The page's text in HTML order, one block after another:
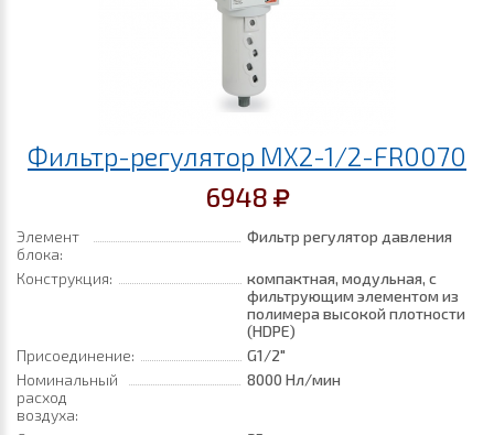
Фильтр-регулятор MX2-1/2-FR0070
6948
Элемент
блока:
Фильтр регулятор давления
Конструкция:
компактная, модульная, с
фильтрующим элементом из
полимера высокой плотности
(HDPE)
Присоединение:
G1/2"
Номинальный
расход
воздуха:
8000 Нл/мин